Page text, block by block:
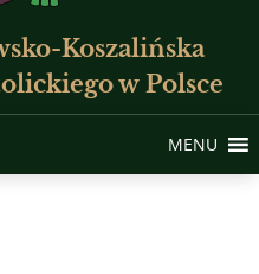
Koszalińska
w Polsce
MENU